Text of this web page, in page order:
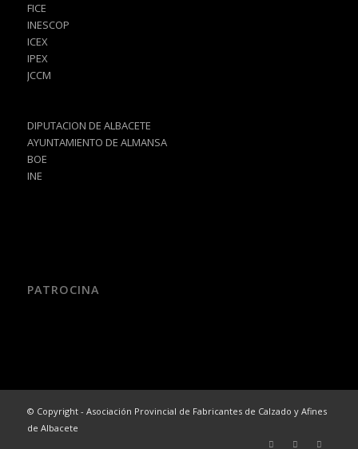
FICE
INESCOP
ICEX
IPEX
JCCM
DIPUTACION DE ALBACETE
AYUNTAMIENTO DE ALMANSA
BOE
INE
PATROCINA
© Copyright - Asociación Provincial de Fabricantes de Calzado y Afines
de Albacete